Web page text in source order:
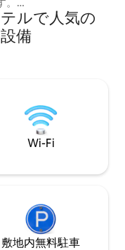
お
分
、
クパーク全体にア
ル⁠で人⁠気⁠の
備
Wi-Fi
敷地内無料駐⁠車